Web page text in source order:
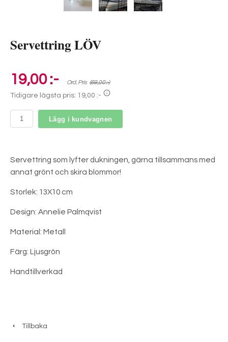
Servettring LÖV
19,00 :- Ord. Pris (69,00 :-)
Tidigare lägsta pris: 19,00 :-
Lägg i kundvagnen
Servettring som lyfter dukningen, gärna tillsammans med
annat grönt och skira blommor!
Storlek: 13X10 cm
Design: Annelie Palmqvist
Material: Metall
Färg: Ljusgrön
Handtillverkad
Tillbaka